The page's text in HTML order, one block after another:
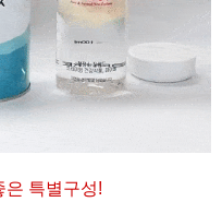
은 특별구성!